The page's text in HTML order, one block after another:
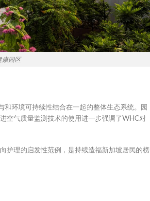
康园区
环境可持续性结合在一起的整体生态系统。园
空气质量监测技术的使用进一步强调了WHC对
护理的启发性范例，是持续造福新加坡居民的榜